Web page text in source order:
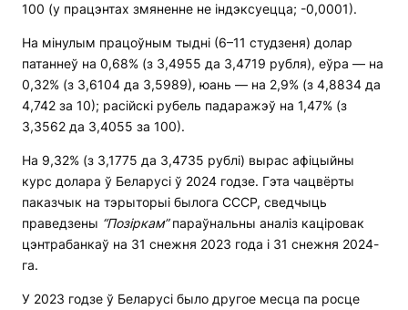
100 (у працэнтах змяненне не індэксуецца; -0,0001).
На мінулым працоўным тыдні (6–11 студзеня) долар
патаннеў на 0,68% (з 3,4955 да 3,4719 рубля), еўра — на
0,32% (з 3,6104 да 3,5989), юань — на 2,9% (з 4,8834 да
4,742 за 10); расійскі рубель падаражэў на 1,47% (з
3,3562 да 3,4055 за 100).
На 9,32% (з 3,1775 да 3,4735 рублі) вырас афіцыйны
курс долара ў Беларусі ў 2024 годзе. Гэта чацвёрты
паказчык на тэрыторыі былога СССР, сведчыць
праведзены “Позіркам”параўнальны аналіз каціровак
цэнтрабанкаў на 31 снежня 2023 года і 31 снежня 2024-
га.
У 2023 годзе ў Беларусі было другое месца па росце